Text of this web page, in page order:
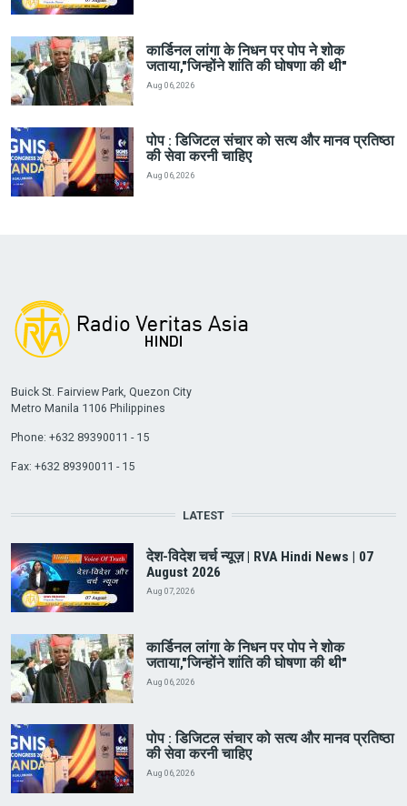
कार्डिनल लांगा के निधन पर पोप ने शोक
जताया,"जिन्होंने शांति की घोषणा की थी"
Aug 06, 2026
पोप : डिजिटल संचार को सत्य और मानव प्रतिष्ठा
की सेवा करनी चाहिए
Aug 06, 2026
Buick St. Fairview Park, Quezon City
Metro Manila 1106 Philippines
Phone: +632 89390011 - 15
Fax: +632 89390011 - 15
LATEST
देश-विदेश चर्च न्यूज़ | RVA Hindi News | 07
August 2026
Aug 07, 2026
कार्डिनल लांगा के निधन पर पोप ने शोक
जताया,"जिन्होंने शांति की घोषणा की थी"
Aug 06, 2026
पोप : डिजिटल संचार को सत्य और मानव प्रतिष्ठा
की सेवा करनी चाहिए
Aug 06, 2026